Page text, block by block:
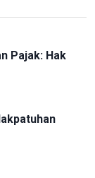
Pajak: Hak